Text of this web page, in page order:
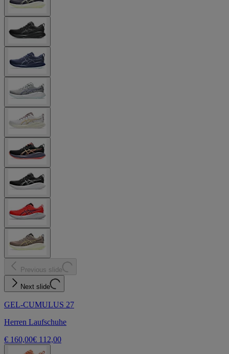
Previous slide
Next slide
GEL-CUMULUS 27
Herren Laufschuhe
€ 160,00€ 112,00